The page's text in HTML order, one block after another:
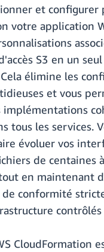
et configurer
votre application
S3 en un seul
élimine les
et vous
implémentations
tous les services.
évoluer vos
de centaines
en maintenant
conformité
contrôlés
CloudFormation